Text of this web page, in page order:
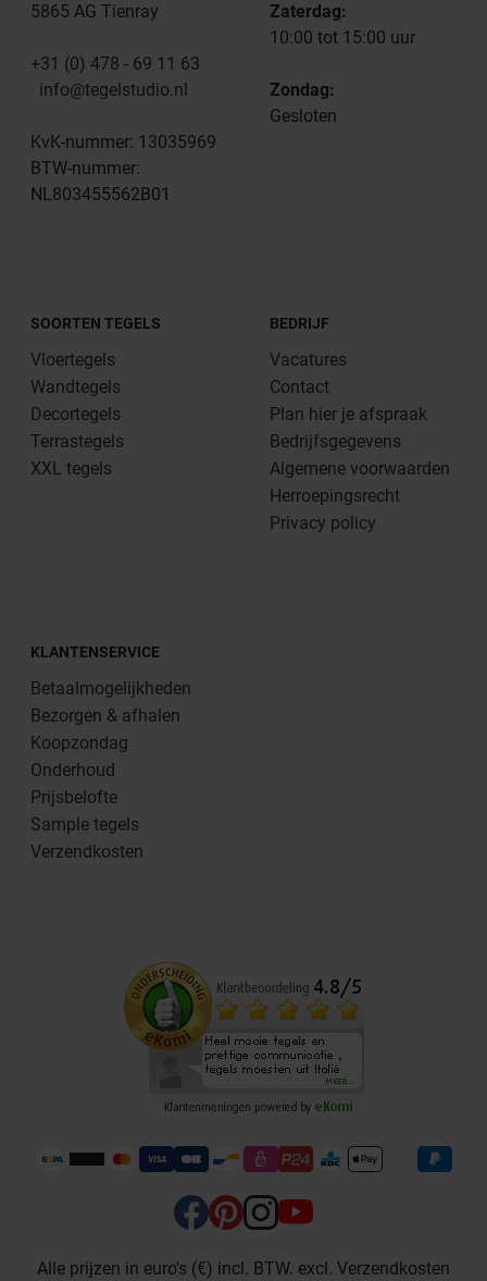
5865 AG Tienray
+31 (0) 478 - 69 11 63
info@tegelstudio.nl
KvK-nummer: 13035969
BTW-nummer:
NL803455562B01
Zaterdag:
10:00 tot 15:00 uur
Zondag:
Gesloten
SOORTEN TEGELS
Vloertegels
Wandtegels
Decortegels
Terrastegels
XXL tegels
BEDRIJF
Vacatures
Contact
Plan hier je afspraak
Bedrijfsgegevens
Algemene voorwaarden
Herroepingsrecht
Privacy policy
KLANTENSERVICE
Betaalmogelijkheden
Bezorgen & afhalen
Koopzondag
Onderhoud
Prijsbelofte
Sample tegels
Verzendkosten
Alle prijzen in euro's (€) incl. BTW. excl. Verzendkosten